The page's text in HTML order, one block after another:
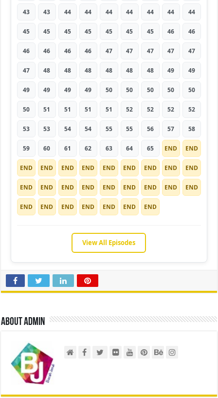
43 43 44 44 44 44 44 44 44
45 45 45 45 45 45 45 46 46
46 46 46 46 47 47 47 47 47
47 48 48 48 48 48 48 49 49
49 49 49 49 50 50 50 50 50
50 51 51 51 51 52 52 52 52
53 53 54 54 55 55 56 57 58
59 60 61 62 63 64 65 END END
END END END END END END END END END
END END END END END END END END END
END END END END END END END
View All Episodes
About admin